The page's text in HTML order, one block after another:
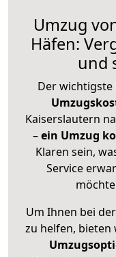
Umzug
Häfen:
und
Der wichtigste
Kaiserslautern
–ein Umzug
Klaren sein,
Service
Um Ihnen bei
zu helfen, bieten